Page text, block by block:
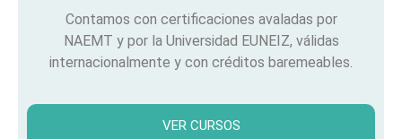
Contamos con certificaciones avaladas por
NAEMT y por la Universidad EUNEIZ, válidas
internacionalmente y con créditos baremeables.
VER CURSOS